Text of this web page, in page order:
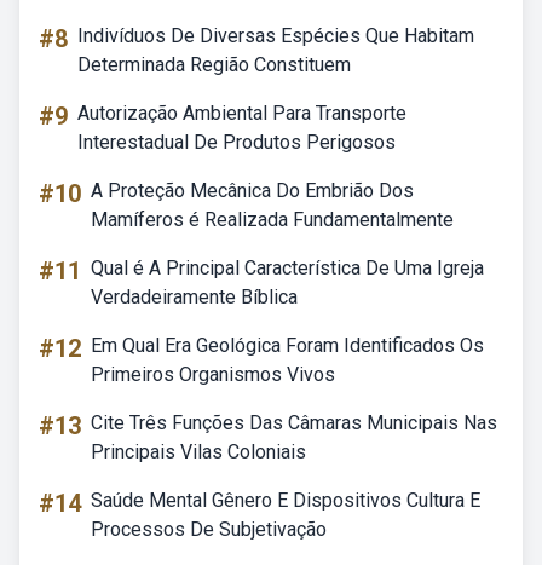
#8 Indivíduos De Diversas Espécies Que Habitam
Determinada Região Constituem
#9 Autorização Ambiental Para Transporte
Interestadual De Produtos Perigosos
#10 A Proteção Mecânica Do Embrião Dos
Mamíferos é Realizada Fundamentalmente
#11 Qual é A Principal Característica De Uma Igreja
Verdadeiramente Bíblica
#12 Em Qual Era Geológica Foram Identificados Os
Primeiros Organismos Vivos
#13 Cite Três Funções Das Câmaras Municipais Nas
Principais Vilas Coloniais
#14 Saúde Mental Gênero E Dispositivos Cultura E
Processos De Subjetivação